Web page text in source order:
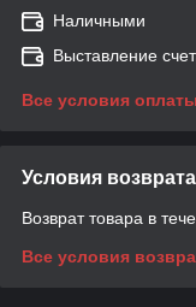
Наличными
Выставление
Все условия оплаты
Условия возврата
Возврат товара в
Все условия